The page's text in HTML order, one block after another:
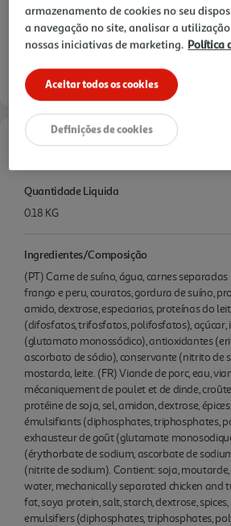
Quantidade Liquida
0.18 KG
Ingredientes/Composição
(PT) Carne de suíno, água, carnes
frango e peru, couratos, gordura de suíno,
amido, dextrose, especiarias, proteínas do
(difosfatos, trifosfatos, polifosfatos), açúcar,
(glutamato monossódico), antioxidantes
ascorbato de sódio), conservante (nitrito de
mostarda, leite. (FR) Viande de porc, eau,
mécaniquement de poulet et de dinde,
protéine de soja, sel, amidon, dextrose,
émulsifiants (diphosphates, triphosphates,
exhausteur de goût (glutamate
(érythorbate de sodium, ascorbate de
(nitrite de sodium). Contient: soja,
water, mechanically separated chicken and
fat, soya protein, salt, starch, dextrose,
emulsifiers (diphosphates, triphosphates,
armazenamento de cookies no seu
a navegação no site, analisar a
nossas iniciativas de marketing. Política
Aceitar todos os cookies
Definições de cookies